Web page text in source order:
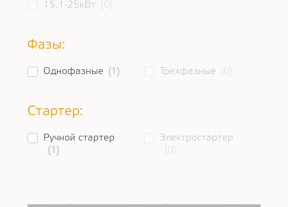
15,1-25кВт (0)
Фазы:
Однофазные (1) Трехфазные (0)
Стартер:
Ручной стартер
(1)
Электростартер
(0)